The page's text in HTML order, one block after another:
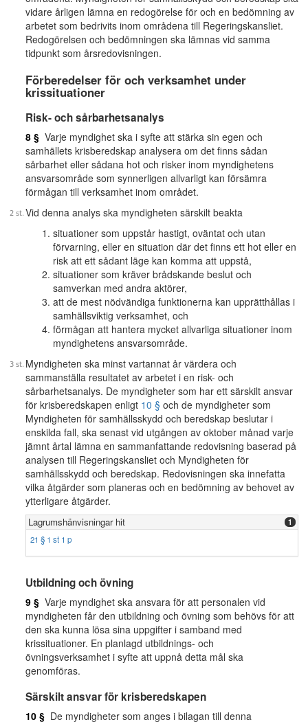
vidare årligen lämna en redogörelse för och en bedömning av
arbetet som bedrivits inom områdena till Regeringskansliet.
Redogörelsen och bedömningen ska lämnas vid samma
tidpunkt som årsredovisningen.
Förberedelser för och verksamhet under
krissituationer
Risk- och sårbarhetsanalys
8 § Varje myndighet ska i syfte att stärka sin egen och
samhällets krisberedskap analysera om det finns sådan
sårbarhet eller sådana hot och risker inom myndighetens
ansvarsområde som synnerligen allvarligt kan försämra
förmågan till verksamhet inom området.
Vid denna analys ska myndigheten särskilt beakta
situationer som uppstår hastigt, oväntat och utan
förvarning, eller en situation där det finns ett hot eller en
risk att ett sådant läge kan komma att uppstå,
situationer som kräver brådskande beslut och
samverkan med andra aktörer,
att de mest nödvändiga funktionerna kan upprätthållas i
samhällsviktig verksamhet, och
förmågan att hantera mycket allvarliga situationer inom
myndighetens ansvarsområde.
Myndigheten ska minst vartannat år värdera och
sammanställa resultatet av arbetet i en risk- och
sårbarhetsanalys. De myndigheter som har ett särskilt ansvar
för krisberedskapen enligt 10 § och de myndigheter som
Myndigheten för samhällsskydd och beredskap beslutar i
enskilda fall, ska senast vid utgången av oktober månad varje
jämnt årtal lämna en sammanfattande redovisning baserad på
analysen till Regeringskansliet och Myndigheten för
samhällsskydd och beredskap. Redovisningen ska innefatta
vilka åtgärder som planeras och en bedömning av behovet av
ytterligare åtgärder.
Lagrumshänvisningar hit 1
21 § 1 st 1 p
Utbildning och övning
9 § Varje myndighet ska ansvara för att personalen vid
myndigheten får den utbildning och övning som behövs för att
den ska kunna lösa sina uppgifter i samband med
krissituationer. En planlagd utbildnings- och
övningsverksamhet i syfte att uppnå detta mål ska
genomföras.
Särskilt ansvar för krisberedskapen
10 § De myndigheter som anges i bilagan till denna